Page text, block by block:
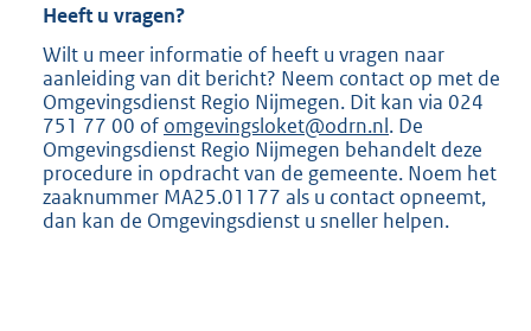
Heeft u vragen?
Wilt u meer informatie of heeft u vragen naar
aanleiding van dit bericht? Neem contact op met de
Omgevingsdienst Regio Nijmegen. Dit kan via 024
751 77 00 of omgevingsloket@odrn.nl. De
Omgevingsdienst Regio Nijmegen behandelt deze
procedure in opdracht van de gemeente. Noem het
zaaknummer MA25.01177 als u contact opneemt,
dan kan de Omgevingsdienst u sneller helpen.